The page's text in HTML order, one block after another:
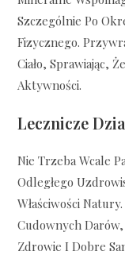
Szczególnie Po
Fizycznego.
Ciało, Sprawiając,
Aktywności.
Lecznicze
Nie Trzeba Wcale
Odległego
Właściwości
Cudownych
Zdrowie I Dobre